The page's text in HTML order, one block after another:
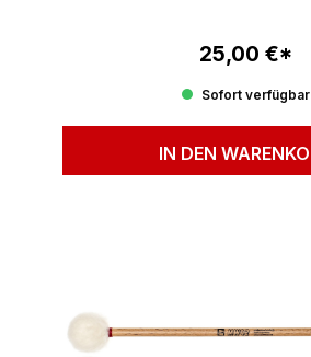
Regulärer
25,00 €*
Sofort verfügbar
IN DEN